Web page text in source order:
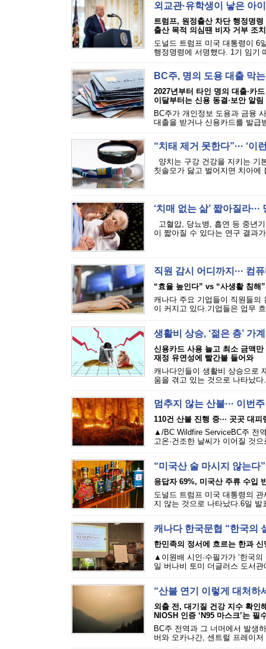
외교관·유학생이 낳은 아
트럼프, 원정출산 차단 행정명령
출산 목적 의심땐 비자 거부 조치
도널드 트럼프 미국 대통령이 6
행정명령에 서명했다. 1기 임기
BC주, 명의 도용 대출 막
2027년부터 타인 명의 대출·카
이달부터는 신용 동결·보안 알
BC주가 개인정보 도용과 금융
대출을 받거나 신용카드를 발급
“치태 제거 못한다”··· ‘
양치는 구강 건강을 지키는 기
칫솔모가 닳고 벌어지면 치아에
‘치매 없는 삶’ 짧아질라
고혈압, 당뇨병, 흡연 등 중년
이 짧아질 수 있다는 연구 결과
직원 감시 어디까지··· 컴
“효율 높인다” vs “사생활 침해”
캐나다 주요 기업들이 직원들의
이 커지고 있다.기업들은 업무
생활비 상승, ‘젊은 층’ 가
신용카드 사용 늘고 최소 금액만
재정 유연성에 빨간불 들어와
캐나다인들이 생활비 상승으로
움을 겪고 있는 것으로 나타났
멈추지 않는 산불··· 이번
110건 산불 진행 중··· 곳곳 대피
▲/BC Wildfire ServiceBC주 전
고온·건조한 날씨가 이어질 것
“미국산 술 마시지 않는다
응답자 69%, 미국산 주류 수입
도널드 트럼프 미국 대통령의
지 않는 것으로 나타났다.6일
캐나다 한국문협 “한국의
한민족의 정서에 흐르는 한과 신
▲이원배 시인·수필가가 ‘한국
일 버나비 토미 더글러스 도서관
“산불 연기 이렇게 대처하
외출 전, 대기질 건강 지수 확인
NIOSH 인증 ‘N95 마스크’는 필
BC주 전역과 그 너머에서 발생
버와 오카나간, 센트럴 프레이